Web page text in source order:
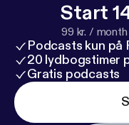
Start
99 kr. /
Podcasts kun på
20 lydbogstimer
Gratis podcasts